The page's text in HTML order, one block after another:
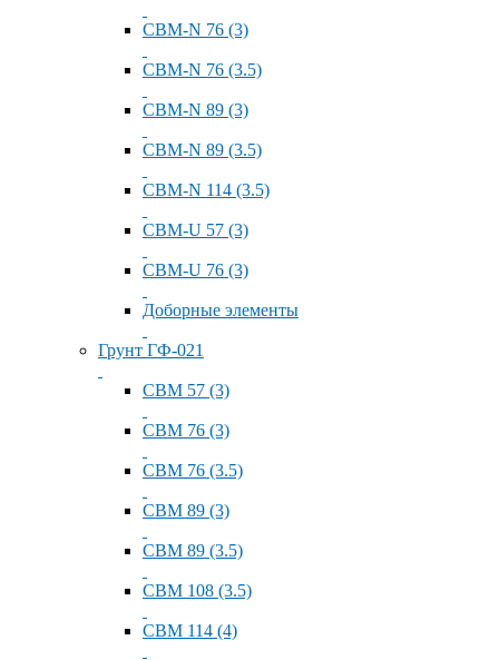
СВМ-N 76 (3)
СВМ-N 76 (3.5)
СВМ-N 89 (3)
СВМ-N 89 (3.5)
СВМ-N 114 (3.5)
СВМ-U 57 (3)
СВМ-U 76 (3)
Доборные элементы
Грунт ГФ-021
СВМ 57 (3)
СВМ 76 (3)
СВМ 76 (3.5)
СВМ 89 (3)
СВМ 89 (3.5)
СВМ 108 (3.5)
СВМ 114 (4)